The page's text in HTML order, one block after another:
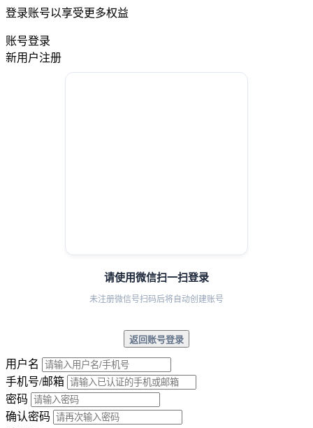
登录账号以享受更多权益
账号登录
新用户注册
请使用微信扫一扫登录
未注册微信号扫码后将自动创建账号
返回账号登录
用户名
手机号/邮箱
密码
确认密码